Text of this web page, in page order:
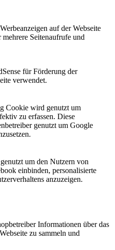
auf der Webseite
Seitenaufrufe und
für Förderung der
verwendet.
Cookie wird genutzt um
zu erfassen. Diese
genutzt um Google
um den Nutzern von
einbinden, personalisierte
anzuzeigen.
Informationen über das
zu sammeln und